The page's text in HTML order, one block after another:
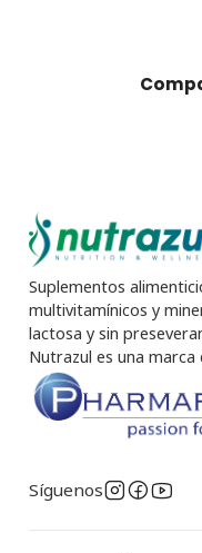
Suplementos
multivitamínicos y
lactosa y sin
Nutrazul es una
Síguenos